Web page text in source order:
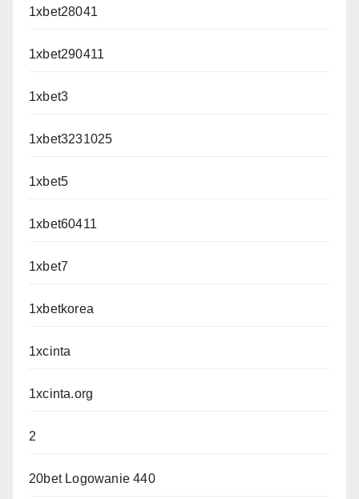
1xbet28041
1xbet290411
1xbet3
1xbet3231025
1xbet5
1xbet60411
1xbet7
1xbetkorea
1xcinta
1xcinta.org
2
20bet Logowanie 440